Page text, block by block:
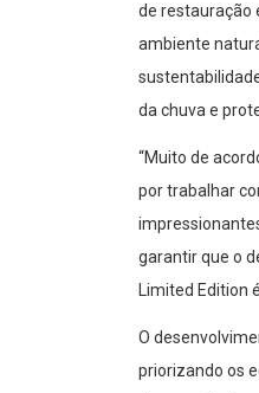
de restauração
ambiente
da chuva e
“Muito de
por trabalhar
garantir que o
Limited Edition
O
priorizando os